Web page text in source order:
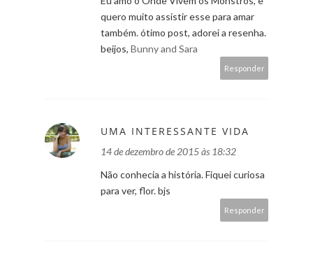
quero muito assistir esse para amar
também. ótimo post, adorei a resenha.
beijos, Bunny and Sara
Responder
UMA INTERESSANTE VIDA
14 de dezembro de 2015 às 18:32
Não conhecia a história. Fiquei curiosa
para ver, flor. bjs
Responder